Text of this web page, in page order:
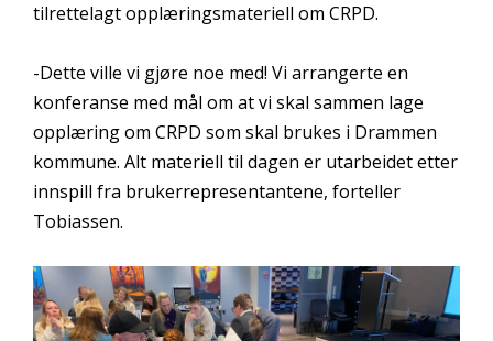
tilrettelagt opplæringsmateriell om CRPD.
-Dette ville vi gjøre noe med! Vi arrangerte en
konferanse med mål om at vi skal sammen lage
opplæring om CRPD som skal brukes i Drammen
kommune. Alt materiell til dagen er utarbeidet etter
innspill fra brukerrepresentantene, forteller
Tobiassen.